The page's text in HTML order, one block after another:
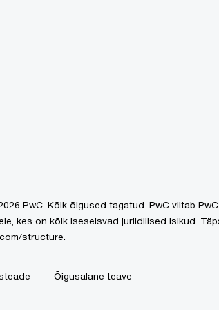
PwC. Kõik õigused tagatud. PwC viitab
kes on kõik iseseisvad juriidilised isikud.
structure
Õigusalane teave